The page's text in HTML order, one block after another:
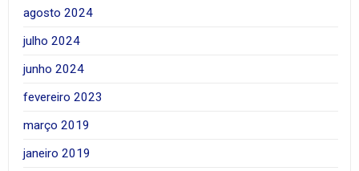
agosto 2024
julho 2024
junho 2024
fevereiro 2023
março 2019
janeiro 2019